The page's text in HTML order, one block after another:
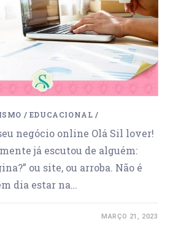
/ EDUCACIONAL /
negócio online Olá Sil lover!
já escutou de alguém:
ou site, ou arroba. Não é
dia estar na…
MARÇO 21, 2023